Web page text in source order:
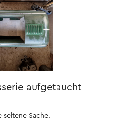
aufgetaucht
seltene Sache.